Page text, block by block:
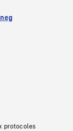
protocoles